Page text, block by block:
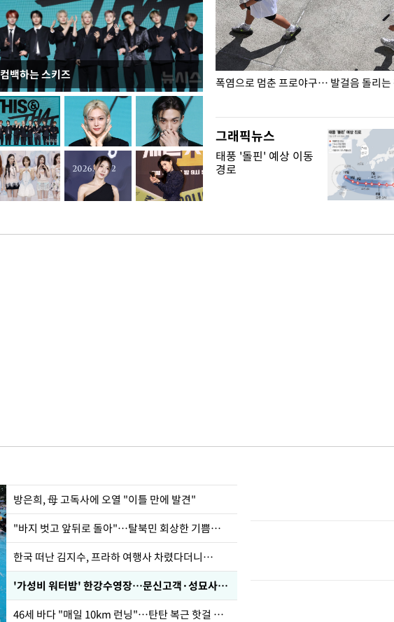
컴백하는 스키즈
입추 하루 앞둔 전남광주… 열화상 카메라에 담긴
폭염
폭염으로 멈춘 프로야구… 발걸음 돌리는
그래픽뉴스
태풍 '돌핀' 예상 이동
경로
방은희, 母 고독사에 오열 "이틀 만에 발견"
"바지 벗고 앞뒤로 돌아"…탈북민 회상한 기쁨조 검사
한국 떠난 김지수, 프라하 여행사 차렸다더니…
'가성비 워터밤' 한강수영장…문신고객·성묘사음원 민원
46세 바다 "매일 10km 런닝"…탄탄 복근 핫걸 몸매로